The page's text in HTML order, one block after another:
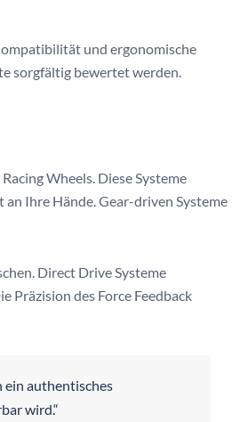
und ergonomische
sorgfältig bewertet werden.
Wheels. Diese Systeme
Ihre Hände. Gear-driven Systeme
Direct Drive Systeme
Präzision des Force Feedback
ein authentisches
wird.“